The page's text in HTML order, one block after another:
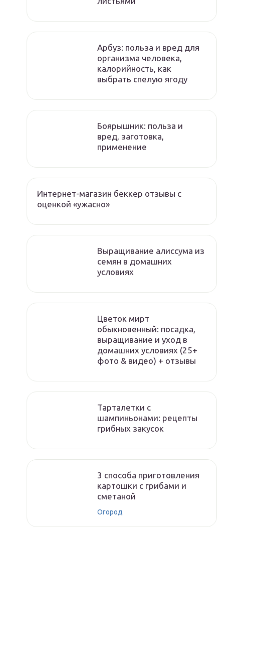
Арбуз: польза и вред для
организма человека,
калорийность, как
выбрать спелую ягоду
Боярышник: польза и
вред, заготовка,
применение
Интернет-магазин беккер отзывы с
оценкой «ужасно»
Выращивание алиссума из
семян в домашних
условиях
Цветок мирт
обыкновенный: посадка,
выращивание и уход в
домашних условиях (25+
фото & видео) + отзывы
Тарталетки с
шампиньонами: рецепты
грибных закусок
3 способа приготовления
картошки с грибами и
сметаной
Огород